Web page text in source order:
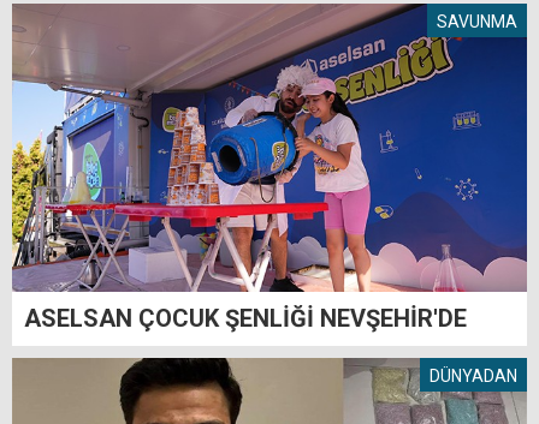
SAVUNMA
ASELSAN ÇOCUK ŞENLİĞİ NEVŞEHİR'DE
DÜNYADAN